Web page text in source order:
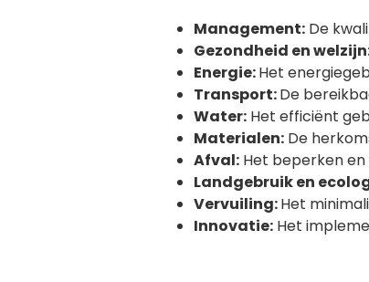
Management: De
Gezondheid en
Energie:Het
Transport:De
Water: Het efficiënt
Materialen: De
Afval: Het beperken
Landgebruik en
Vervuiling:Het
Innovatie: Het